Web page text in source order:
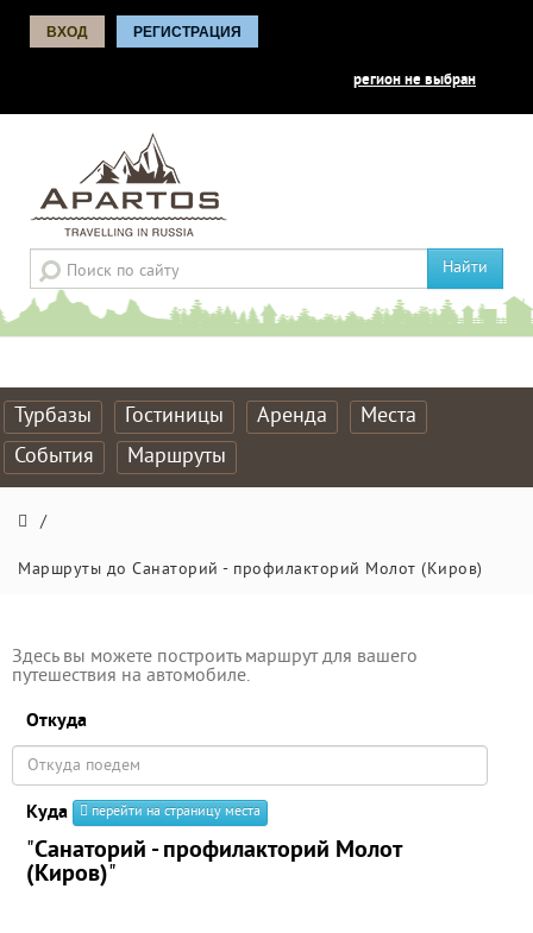
ВХОД РЕГИСТРАЦИЯ
регион не выбран
Найти
Турбазы Гостиницы Аренда
Места
События
Маршруты
/
Маршруты до Санаторий - профилакторий Молот (Киров)
Здесь вы можете построить маршрут для вашего
путешествия на автомобиле.
Откуда
Куда перейти на страницу места
"Санаторий - профилакторий Молот
(Киров)"